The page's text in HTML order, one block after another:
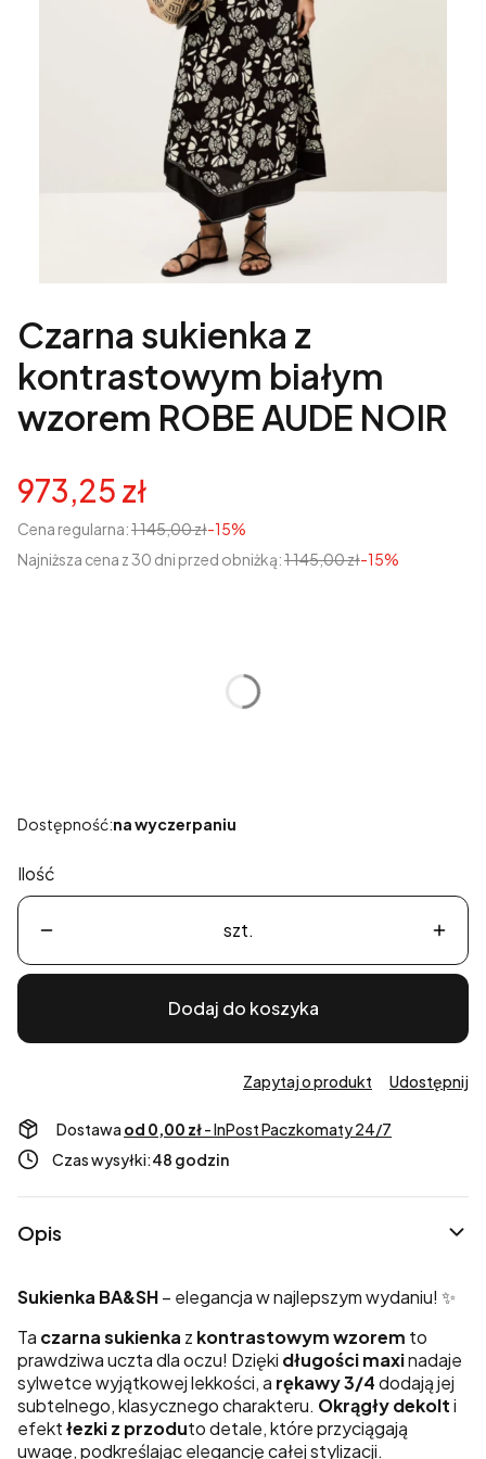
Czarna sukienka z
kontrastowym białym
wzorem ROBE AUDE NOIR
973,25 zł
Cena regularna:1 145,00 zł-15%
Najniższa cena z 30 dni przed obniżką:1 145,00 zł-15%
Dostępność:na wyczerpaniu
Ilość
szt.
Dodaj do koszyka
Zapytaj o produkt Udostępnij
Dostawa od 0,00 zł- InPost Paczkomaty 24/7
Czas wysyłki:48 godzin
Opis
Sukienka BA&SH– elegancja w najlepszym wydaniu! ✨
Ta czarna sukienka z kontrastowym wzorem to
prawdziwa uczta dla oczu! Dzięki długości maxinadaje
sylwetce wyjątkowej lekkości, a rękawy 3/4dodają jej
subtelnego, klasycznego charakteru. Okrągły dekolti
efektłezki z przoduto detale, które przyciągają
uwagę, podkreślając elegancję całej stylizacji.